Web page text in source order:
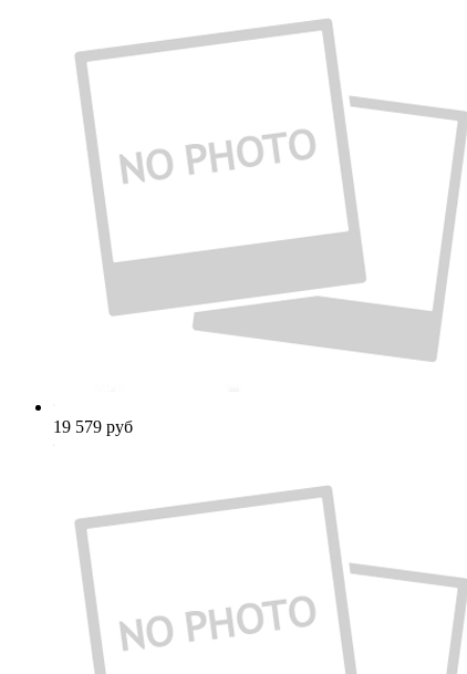
19 579 руб